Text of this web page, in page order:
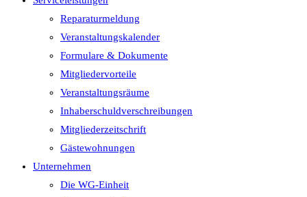
Reparaturmeldung
Veranstaltungskalender
Formulare & Dokumente
Mitgliedervorteile
Veranstaltungsräume
Inhaberschuld­verschreibungen
Mitgliederzeitschrift
Gästewohnungen
Unternehmen
Die WG-Einheit